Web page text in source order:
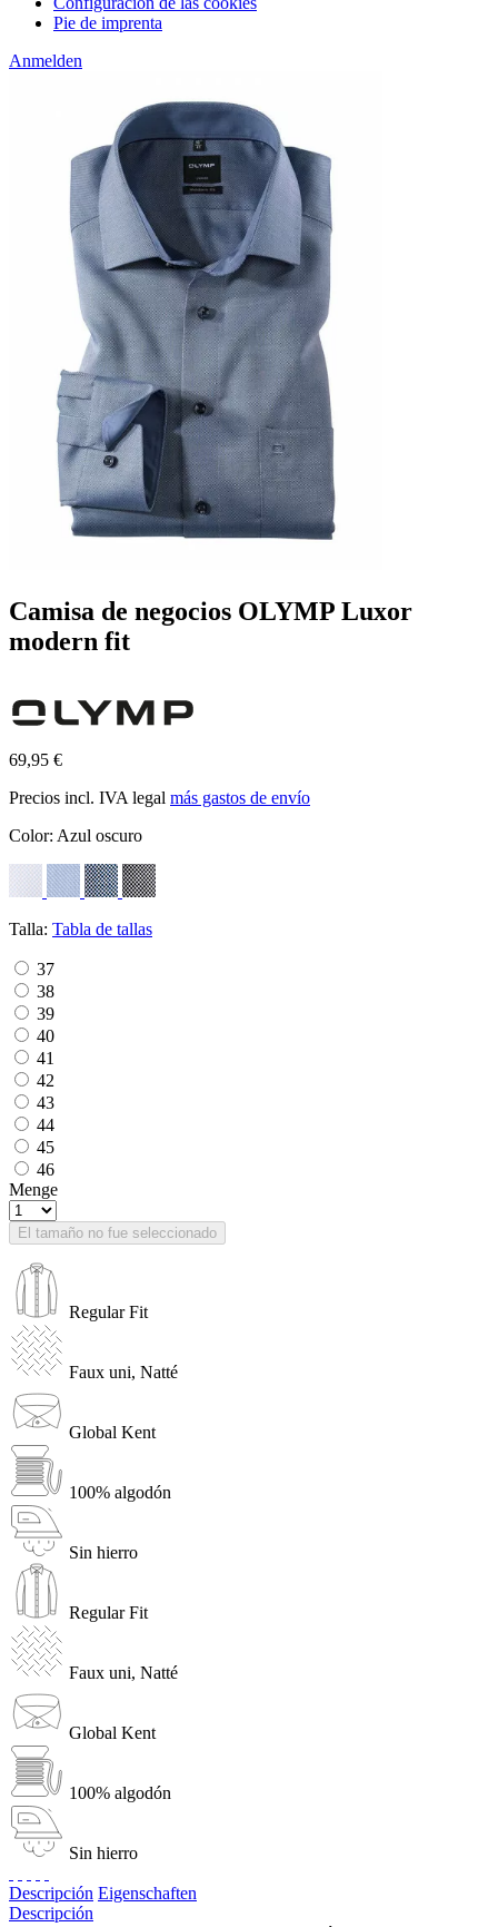
Pie de imprenta
Anmelden
Camisa de negocios OLYMP Luxor
modern fit
69,95 €
Precios incl. IVA legal más gastos de envío
Color: Azul oscuro
Talla: Tabla de tallas
37
38
39
40
41
42
43
44
45
46
Menge
El tamaño no fue seleccionado
Regular Fit
Faux uni, Natté
Global Kent
100% algodón
Sin hierro
Regular Fit
Faux uni, Natté
Global Kent
100% algodón
Sin hierro
Descripción Eigenschaften
Descripción